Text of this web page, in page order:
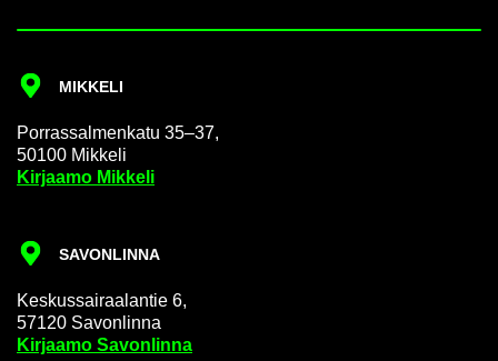
MIK­KE­LI
Por­ras­sal­men­ka­tu 35–37,
50100 Mik­ke­li
Kir­jaa­mo Mik­ke­li
SA­VON­LIN­NA
Kes­kus­sai­raa­lan­tie 6,
57120 Sa­von­lin­na
Kir­jaa­mo Sa­von­lin­na